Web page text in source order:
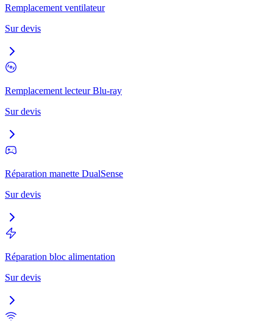
Remplacement ventilateur
Sur devis
Remplacement lecteur Blu-ray
Sur devis
Réparation manette DualSense
Sur devis
Réparation bloc alimentation
Sur devis